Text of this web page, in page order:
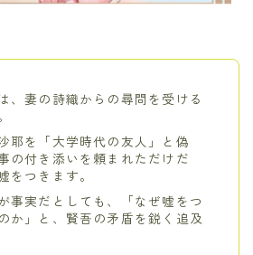
、妻の詩織からの尋問を受ける
耶を「大学時代の友人」と偽
の付き添いを頼まれただけだ
をつきます。
事実だとしても、「なぜ嘘をつ
か」と、賢吾の矛盾を鋭く追及